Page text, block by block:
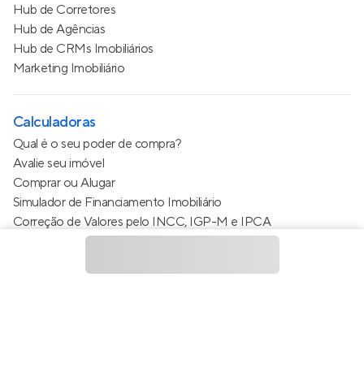
Hub de Corretores
Hub de Agências
Hub de CRMs Imobiliários
Marketing Imobiliário
Calculadoras
Qual é o seu poder de compra?
Avalie seu imóvel
Comprar ou Alugar
Simulador de Financiamento Imobiliário
Correção de Valores pelo INCC, IGP-M e IPCA
Estimativa de valor do condomínio